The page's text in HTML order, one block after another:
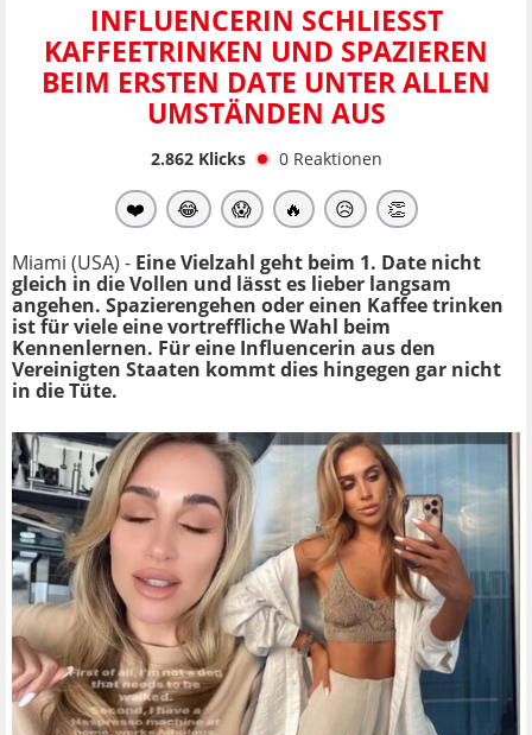
INFLUENCERIN SCHLIESST K
AFFEETRINKEN UND SPAZIEREN B
EIM ERSTEN DATE UNTER ALLEN U
MSTÄNDEN AUS
2.862Klicks 0 Reaktionen
❤️ 😂 😱 🔥 😥 👏
Miami (USA) - Eine Vielzahl geht beim 1. Date nicht
gleich in die Vollen und lässt es lieber langsam
angehen. Spazierengehen oder einen Kaffee trinken
ist für viele eine vortreffliche Wahl beim
Kennenlernen. Für eine Influencerin aus den
Vereinigten Staaten kommt dies hingegen gar nicht
in die Tüte.